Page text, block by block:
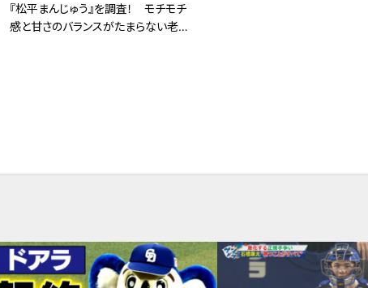
『松平まんじゅう』を調査！ モチモチ
感と甘さのバランスがたまらない老舗